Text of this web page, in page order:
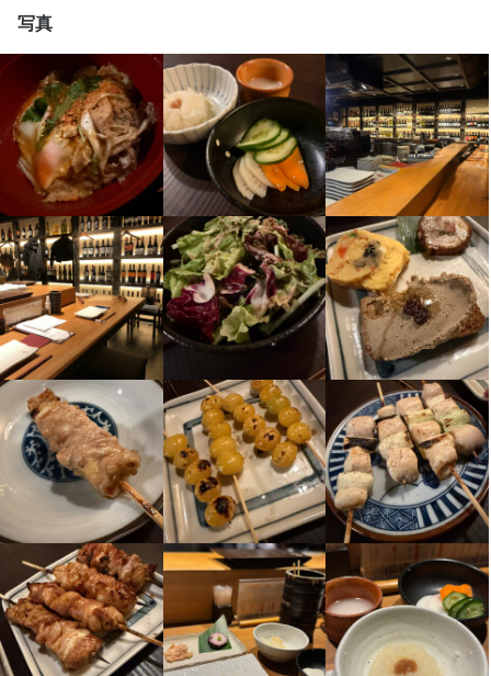
写真
て働ける環境です。
身に付くスキル
ワインの知識 日本酒の知識 ウイスキーの知識
店名
田町 鳥心
勤務地
東京都港区芝5-22-5 タムラビル B1F
連絡先
036-459-4048
法人名・事業者名
東京ウレストランツファクトリー
最終更新日2026/06/09